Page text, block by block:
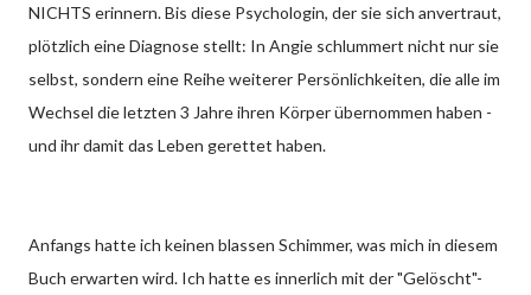
NICHTS erinnern. Bis diese Psychologin, der sie sich anvertraut,
plötzlich eine Diagnose stellt: In Angie schlummert nicht nur sie
selbst, sondern eine Reihe weiterer Persönlichkeiten, die alle im
Wechsel die letzten 3 Jahre ihren Körper übernommen haben -
und ihr damit das Leben gerettet haben.
Anfangs hatte ich keinen blassen Schimmer, was mich in diesem
Buch erwarten wird. Ich hatte es innerlich mit der "Gelöscht"-